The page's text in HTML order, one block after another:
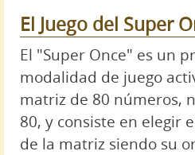
El Juego del Super
El "Super Once" es un
modalidad de juego
matriz de 80 números,
80, y consiste en elegir
de la matriz siendo su